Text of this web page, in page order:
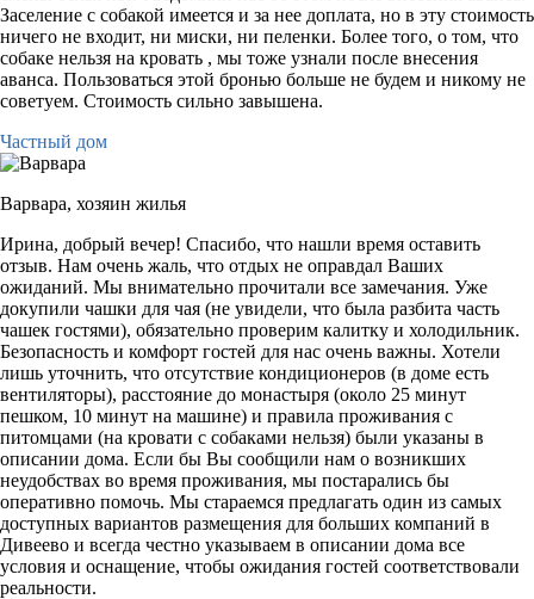
Заселение с собакой имеется и за нее доплата, но в эту стоимость
ничего не входит, ни миски, ни пеленки. Более того, о том, что
собаке нельзя на кровать , мы тоже узнали после внесения
аванса. Пользоваться этой бронью больше не будем и никому не
советуем. Стоимость сильно завышена.
Частный дом
Варвара, хозяин жилья
Ирина, добрый вечер! Спасибо, что нашли время оставить
отзыв. Нам очень жаль, что отдых не оправдал Ваших
ожиданий. Мы внимательно прочитали все замечания. Уже
докупили чашки для чая (не увидели, что была разбита часть
чашек гостями), обязательно проверим калитку и холодильник.
Безопасность и комфорт гостей для нас очень важны. Хотели
лишь уточнить, что отсутствие кондиционеров (в доме есть
вентиляторы), расстояние до монастыря (около 25 минут
пешком, 10 минут на машине) и правила проживания с
питомцами (на кровати с собаками нельзя) были указаны в
описании дома. Если бы Вы сообщили нам о возникших
неудобствах во время проживания, мы постарались бы
оперативно помочь. Мы стараемся предлагать один из самых
доступных вариантов размещения для больших компаний в
Дивеево и всегда честно указываем в описании дома все
условия и оснащение, чтобы ожидания гостей соответствовали
реальности.